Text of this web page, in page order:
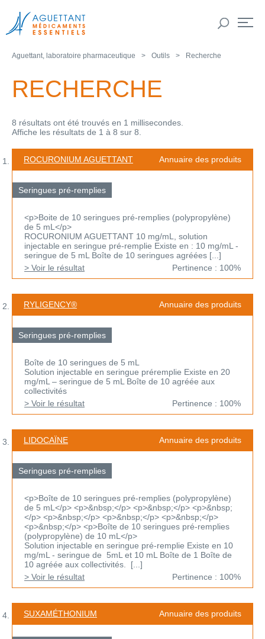
Aguettant, laboratoire pharmaceutique Outils Recherche
RECHERCHE
8 résultats ont été trouvés en 1 millisecondes.
Affiche les résultats de 1 à 8 sur 8.
ROCURONIUM AGUETTANT Annuaire des produits
Seringues pré-remplies
<p>Boite de 10 seringues pré-remplies (polypropylène)
de 5 mL</p>
ROCURONIUM AGUETTANT 10 mg/mL, solution
injectable en seringue pré-remplie Existe en : 10 mg/mL -
seringue de 5 mL Boîte de 10 seringues agréées [...]
> Voir le résultat
Pertinence : 100%
RYLIGENCY® Annuaire des produits
Seringues pré-remplies
Boîte de 10 seringues de 5 mL
Solution injectable en seringue préremplie Existe en 20
mg/mL – seringue de 5 mL Boîte de 10 agréée aux
collectivités
> Voir le résultat
Pertinence : 100%
LIDOCAÏNE Annuaire des produits
Seringues pré-remplies
<p>Boîte de 10 seringues pré-remplies (polypropylène)
de 5 mL</p> <p>&nbsp;</p> <p>&nbsp;</p> <p>&nbsp;
</p> <p>&nbsp;</p> <p>&nbsp;</p> <p>&nbsp;</p>
<p>&nbsp;</p> <p>Boîte de 10 seringues pré-remplies
(polypropylène) de 10 mL</p>
Solution injectable en seringue pré-remplie Existe en 10
mg/mL - seringue de 5mL et 10 mL Boîte de 1 Boîte de
10 agréée aux collectivités. [...]
> Voir le résultat
Pertinence : 100%
SUXAMÉTHONIUM Annuaire des produits